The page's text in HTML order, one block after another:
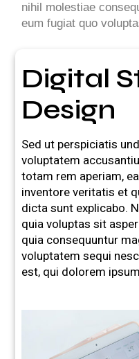
nihil molestiae
eum fugiat quo
Digital
Design
Sed ut perspiciatis
voluptatem
totam rem aperiam,
inventore veritatis et
dicta sunt explicabo.
quia voluptas sit
quia consequuntur
voluptatem sequi
est, qui dolorem